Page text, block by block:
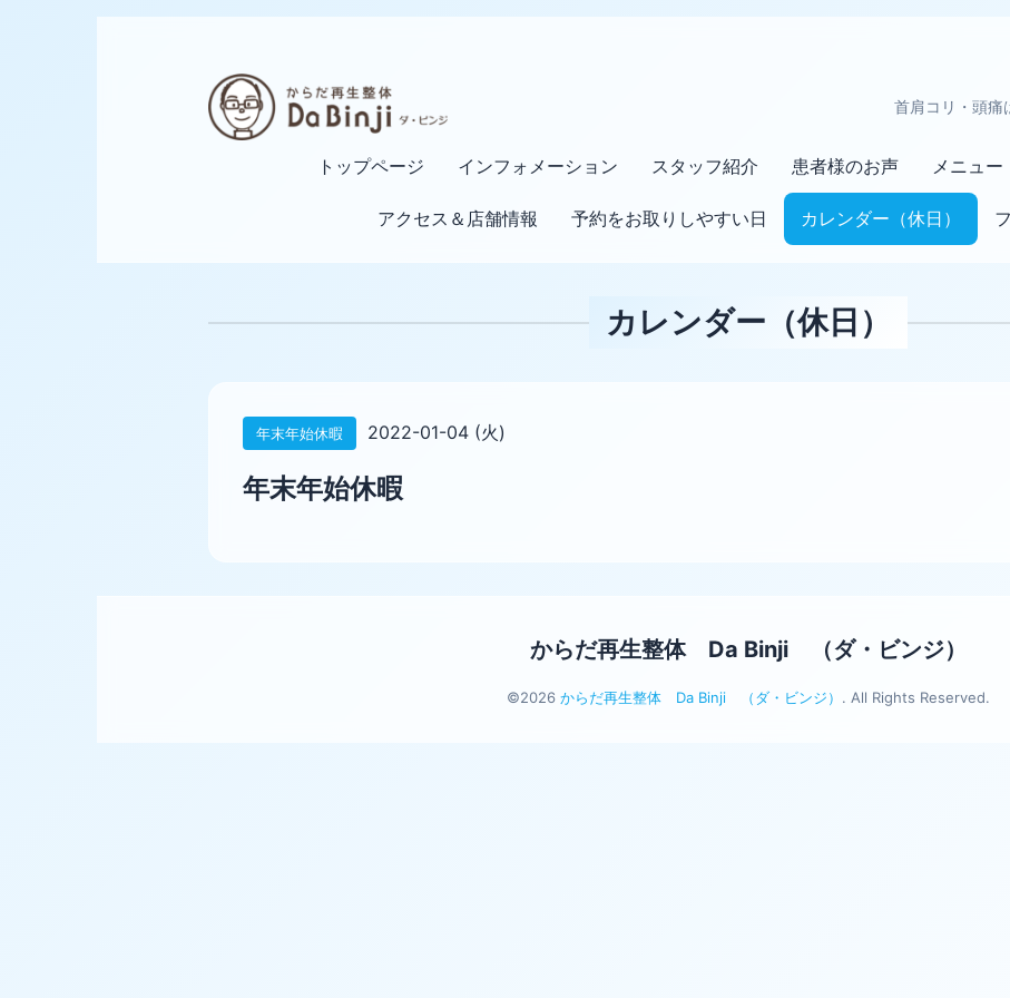
首肩コリ・頭痛
トップページ インフォメーション スタッフ紹介 患者様のお声 メニュー
アクセス＆店舗情報 予約をお取りしやすい日 カレンダー（休日）
カレンダー（休日）
年末年始休暇 2022-01-04 (火)
年末年始休暇
からだ再生整体 Da Binji （ダ・ビンジ）
©2026 からだ再生整体 Da Binji （ダ・ビンジ） . All Rights Reserved.